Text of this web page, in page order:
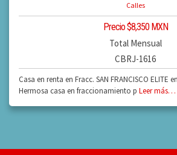
Calles
Precio $8,350 MXN
Total Mensual
CBRJ-1616
Casa en renta en Fracc. SAN FRANCISCO ELITE
Hermosa casa en fraccionamiento p Leer más…